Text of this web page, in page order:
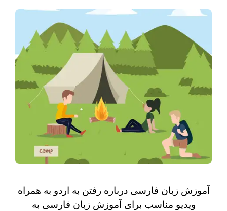
آموزش زبان فارسی درباره رفتن به اردو به همراه
ویدیو مناسب برای آموزش زبان فارسی به